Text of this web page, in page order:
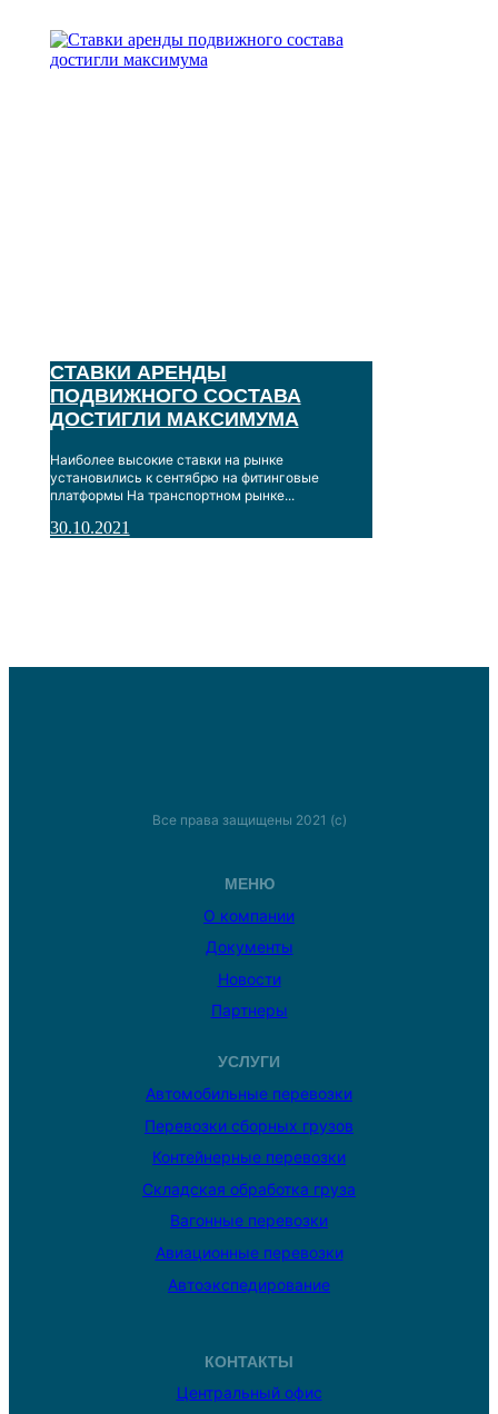
CТАВКИ АРЕНДЫ
ПОДВИЖНОГО СОСТАВА
ДОСТИГЛИ МАКСИМУМА
Наиболее высокие ставки на рынке
установились к сентябрю на фитинговые
платформы На транспортном рынке...
30.10.2021
Все права защищены 2021 (с)
МЕНЮ
О компании
Документы
Новости
Партнеры
УСЛУГИ
Автомобильные перевозки
Перевозки сборных грузов
Контейнерные перевозки
Складская обработка груза
Вагонные перевозки
Авиационные перевозки
Автоэкспедирование
КОНТАКТЫ
Центральный офис